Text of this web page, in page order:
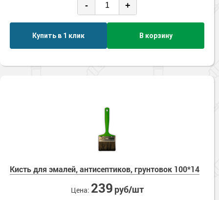
- +
Купить в 1 клик В корзину
Кисть для эмалей, антисептиков, грунтовок 100*14
Цена: 239 руб/шт